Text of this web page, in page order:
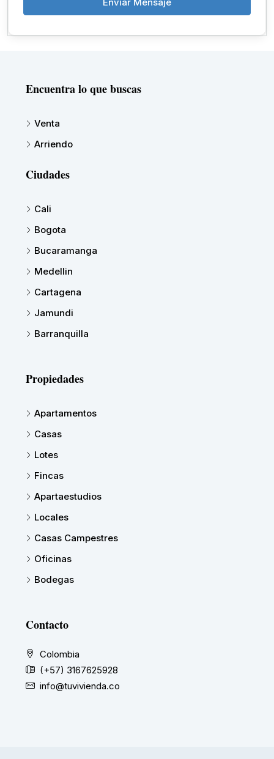
Enviar Mensaje
Encuentra lo que buscas
Venta
Arriendo
Ciudades
Cali
Bogota
Bucaramanga
Medellin
Cartagena
Jamundi
Barranquilla
Propiedades
Apartamentos
Casas
Lotes
Fincas
Apartaestudios
Locales
Casas Campestres
Oficinas
Bodegas
Contacto
Colombia
(+57) 3167625928
info@tuvivienda.co